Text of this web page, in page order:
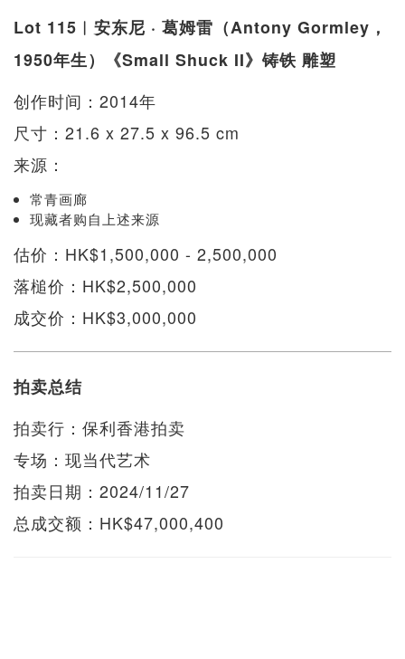
Lot 115︱安东尼 · 葛姆雷（Antony Gormley，
1950年生）《Small Shuck II》铸铁 雕塑
创作时间：2014年
尺寸：21.6 x 27.5 x 96.5 cm
来源：
常青画廊
现藏者购自上述来源
估价：HK$1,500,000 - 2,500,000
落槌价：HK$2,500,000
成交价：HK$3,000,000
拍卖总结
拍卖行：保利香港拍卖
专场：现当代艺术
拍卖日期：2024/11/27
总成交额：HK$47,000,400